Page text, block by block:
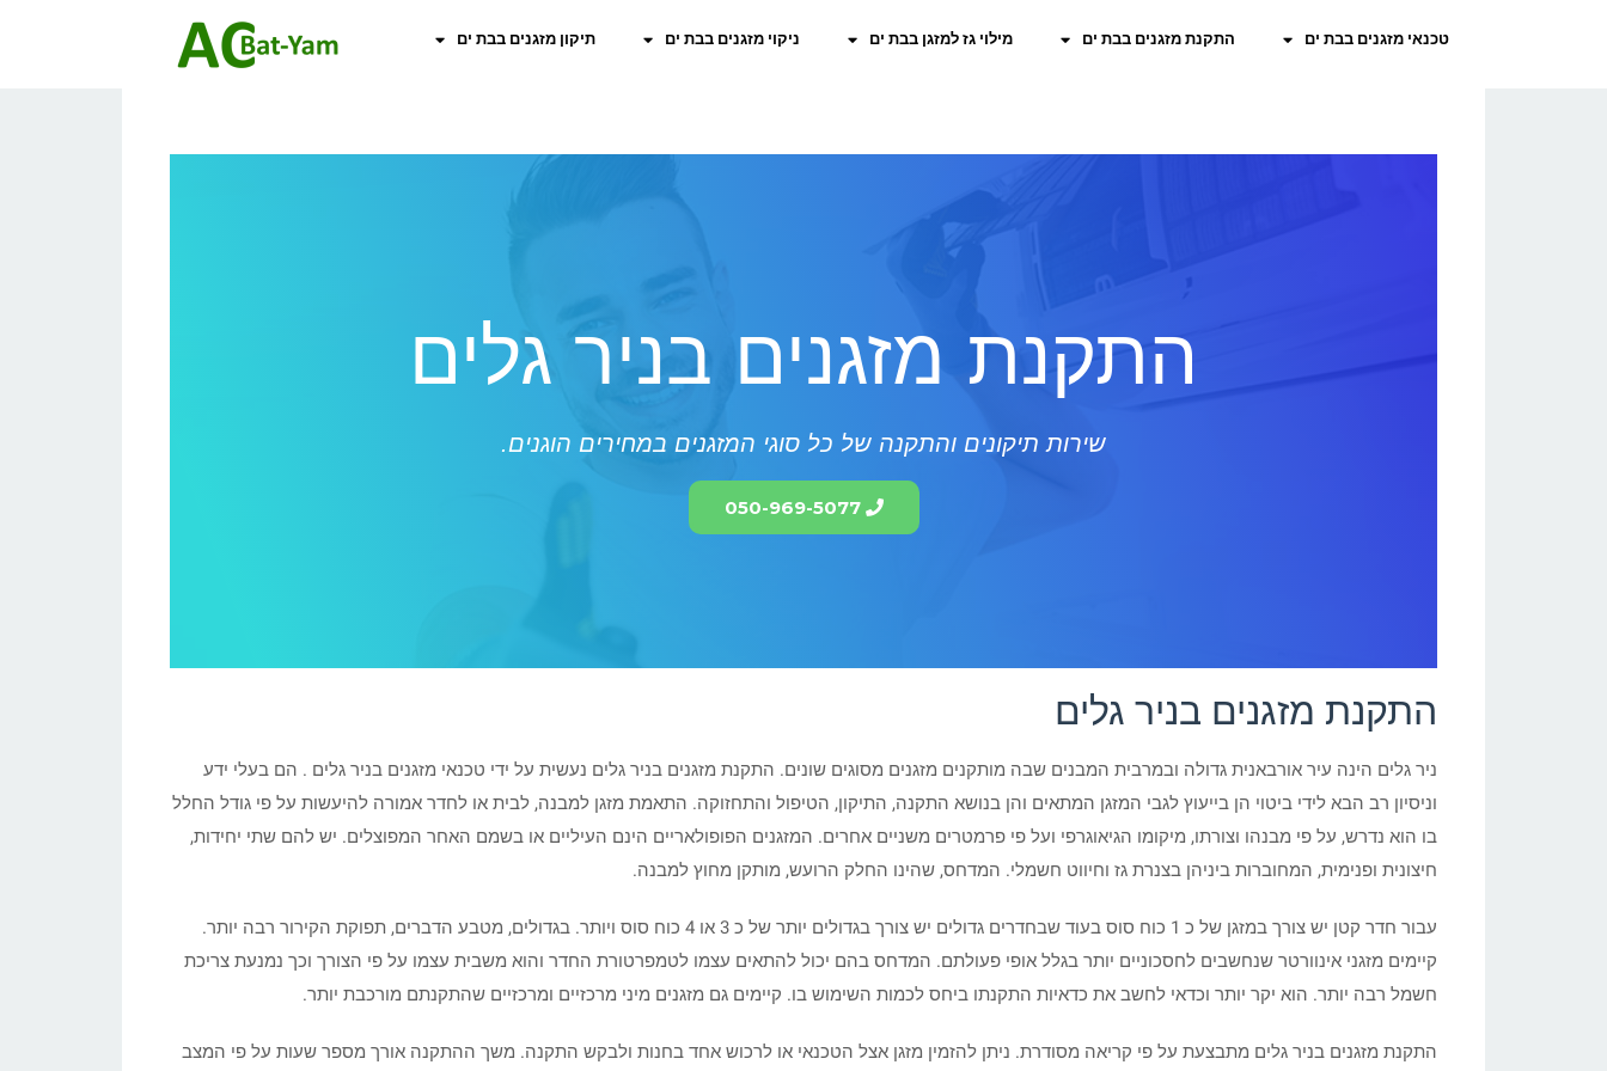
טכנאי מזגנים בבת ים התקנת מזגנים בבת ים מילוי גז למזגן בבת ים ניקוי מזגנים בבת ים תיקון מזגנים בבת ים
התקנת מזגנים בניר גלים
שירות תיקונים והתקנה של כל סוגי המזגנים במחירים הוגנים.
050-969-5077
התקנת מזגנים בניר גלים
ניר גלים הינה עיר אורבאנית גדולה ובמרבית המבנים שבה מותקנים מזגנים מסוגים שונים. התקנת מזגנים בניר גלים נעשית על ידי טכנאי מזגנים בניר גלים . הם בעלי ידע
וניסיון רב הבא לידי ביטוי הן בייעוץ לגבי המזגן המתאים והן בנושא התקנה, התיקון, הטיפול והתחזוקה. התאמת מזגן למבנה, לבית או לחדר אמורה להיעשות על פי גודל החלל
בו הוא נדרש, על פי מבנהו וצורתו, מיקומו הגיאוגרפי ועל פי פרמטרים משניים אחרים. המזגנים הפופולאריים הינם העיליים או בשמם האחר המפוצלים. יש להם שתי יחידות,
חיצונית ופנימית, המחוברות ביניהן בצנרת גז וחיווט חשמלי. המדחס, שהינו החלק הרועש, מותקן מחוץ למבנה.
עבור חדר קטן יש צורך במזגן של כ 1 כוח סוס בעוד שבחדרים גדולים יש צורך בגדולים יותר של כ 3 או 4 כוח סוס ויותר. בגדולים, מטבע הדברים, תפוקת הקירור רבה יותר.
קיימים מזגני אינוורטר שנחשבים לחסכוניים יותר בגלל אופי פעולתם. המדחס בהם יכול להתאים עצמו לטמפרטורת החדר והוא משבית עצמו על פי הצורך וכך נמנעת צריכת
חשמל רבה יותר. הוא יקר יותר וכדאי לחשב את כדאיות התקנתו ביחס לכמות השימוש בו. קיימים גם מזגנים מיני מרכזיים ומרכזיים שהתקנתם מורכבת יותר.
התקנת מזגנים בניר גלים מתבצעת על פי קריאה מסודרת. ניתן להזמין מזגן אצל הטכנאי או לרכוש אחד בחנות ולבקש התקנה. משך ההתקנה אורך מספר שעות על פי המצב